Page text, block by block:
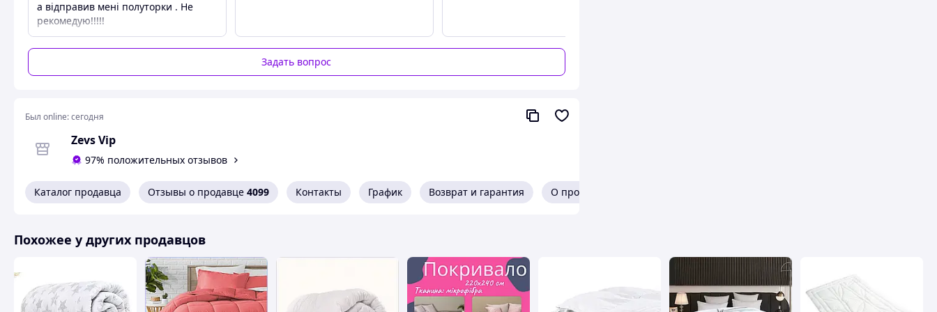
а відправив мені полуторки . Не
рекомедую!!!!!
Задать вопрос
Был online:сегодня
Zevs Vip
97% положительных отзывов
Каталог продавца Отзывы о продавце 4099 Контакты График Возврат и гарантия О продавце
Похожее у других продавцов